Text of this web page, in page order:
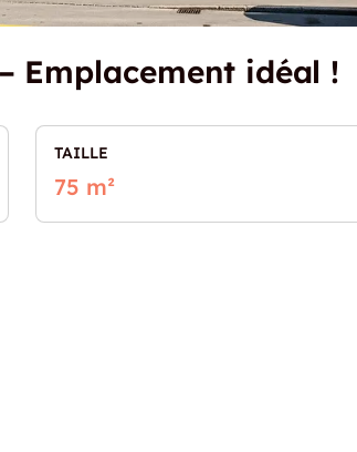
Emplacement idéal !
TAILLE
75 m²